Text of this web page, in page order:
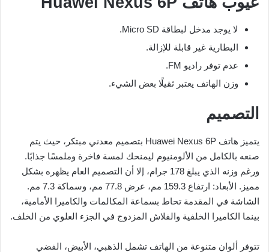
لا يوجد مدخل لبطاقة Micro SD.
البطارية غير قابلة للإزالة.
عدم توفر راديو FM.
وزن الهاتف يعتبر ثقيلًا بعض الشيء.
التصميم
يتميز هاتف Huawei Nexus 6P بتصميم معدني مبتكر، حيث يتم
صنعه بالكامل من الألومنيوم ليمنحك لمسة فاخرة وملمسًا جذابًا.
ورغم وزنه الذي يبلغ 178 جرام، إلا أن التصميم العام يظهره بشكل
مميز. الأبعاد: ارتفاع 159.3 مم، عرض 77.8 مم، وسماكة 7.3 مم.
الشاشة في المقدمة تحاط بسماعة المكالمات والكاميرا الأمامية،
بينما الكاميرا الخلفية والفلاش المزدوج في الجزء العلوي من الخلف.
تتوفر ألوان متنوعة من الهاتف تشمل الذهبي، الأبيض، الفضي